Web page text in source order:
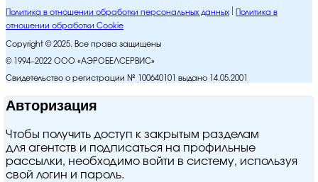
Политика в отношении обработки персональных данных
Политика в
отношении обработки Cookie
Copyright © 2025. Все права защищены
© 1994–2022 ООО «АЭРОБЕЛСЕРВИС»
Свидетельство о регистрации № 100640101 выдано 14.05.2001
Авторизация
Чтобы получить доступ к закрытым разделам
для агентств и подписаться на профильные
рассылки, необходимо войти в систему, используя
свой логин и пароль.